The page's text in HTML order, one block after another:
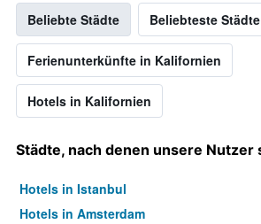
Beliebte Städte Beliebteste Städte
Ferienunterkünfte in Kalifornien
Hotels in Kalifornien
Städte, nach denen unsere Nutzer
Hotels in Istanbul
Hotels in Amsterdam